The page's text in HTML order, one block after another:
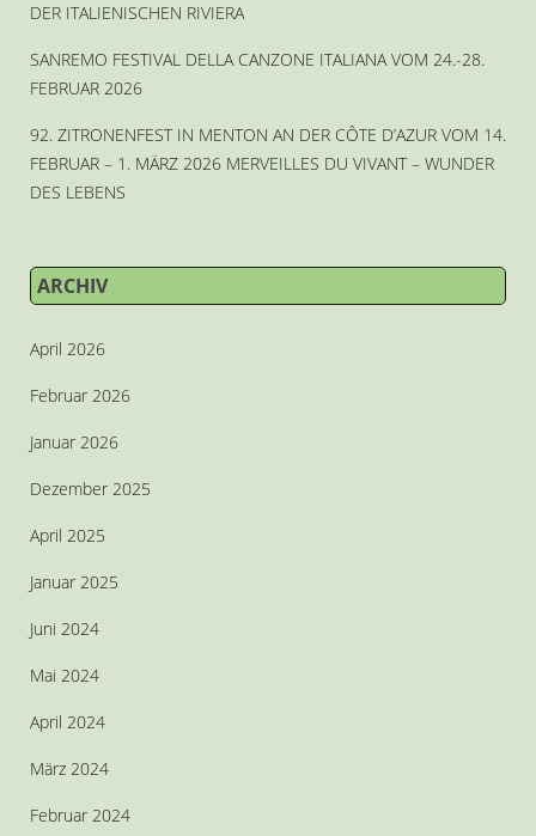
DER ITALIENISCHEN RIVIERA
SANREMO FESTIVAL DELLA CANZONE ITALIANA VOM 24.-28.
FEBRUAR 2026
92. ZITRONENFEST IN MENTON AN DER CÔTE D’AZUR VOM 14.
FEBRUAR – 1. MÄRZ 2026 MERVEILLES DU VIVANT – WUNDER
DES LEBENS
ARCHIV
April 2026
Februar 2026
Januar 2026
Dezember 2025
April 2025
Januar 2025
Juni 2024
Mai 2024
April 2024
März 2024
Februar 2024